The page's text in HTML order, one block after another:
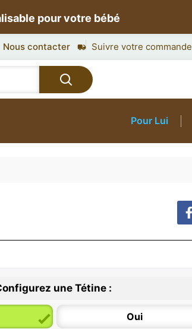
pour votre bébé
Nous contacter Suivre votre commande
Pour Lui
une Tétine :
Oui